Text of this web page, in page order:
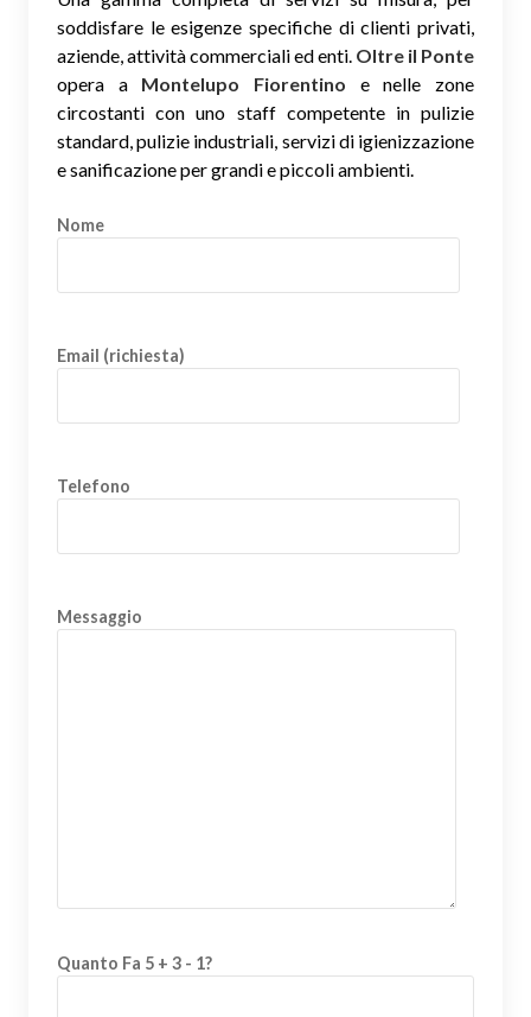
soddisfare le esigenze specifiche di clienti privati,
aziende, attività commerciali ed enti. Oltre il Ponte
opera a Montelupo Fiorentino e nelle zone
circostanti con uno staff competente in pulizie
standard, pulizie industriali, servizi di igienizzazione
e sanificazione per grandi e piccoli ambienti.
Nome
Email (richiesta)
Telefono
Messaggio
Quanto Fa 5 + 3 - 1?